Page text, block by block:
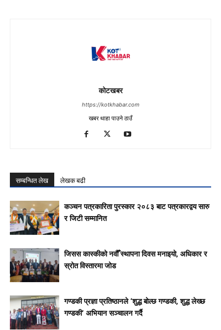
कोटखबर
https://kotkhabar.com
खबर थाहा पाउने ठाउँ
सम्बन्धित लेख लेखक बढी
कञ्चन पत्रकारिता पुरस्कार २०८३ बाट पत्रकारद्वय सारु
र जिटी सम्मानित
जिसस कास्कीको नवौँ स्थापना दिवस मनाइयो, अधिकार र
स्रोत विस्तारमा जोड
गण्डकी प्रज्ञा प्रतिष्ठानले ‘शुद्ध बोल्छ गण्डकी, शुद्ध लेख्छ
गण्डकी’ अभियान सञ्चालन गर्दै